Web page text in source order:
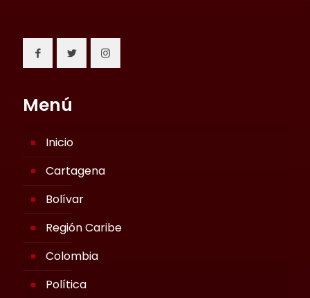
Menú
Inicio
Cartagena
Bolívar
Región Caribe
Colombia
Política